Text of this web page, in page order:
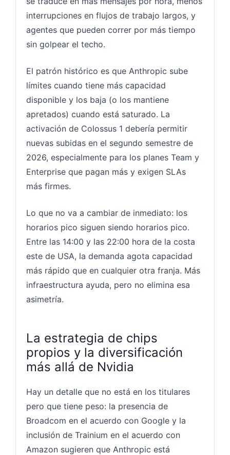
interrupciones en flujos de trabajo largos, y
agentes que pueden correr por más tiempo
sin golpear el techo.
El patrón histórico es que Anthropic sube
límites cuando tiene más capacidad
disponible y los baja (o los mantiene
apretados) cuando está saturado. La
activación de Colossus 1 debería permitir
nuevas subidas en el segundo semestre de
2026, especialmente para los planes Team y
Enterprise que pagan más y exigen SLAs
más firmes.
Lo que no va a cambiar de inmediato: los
horarios pico siguen siendo horarios pico.
Entre las 14:00 y las 22:00 hora de la costa
este de USA, la demanda agota capacidad
más rápido que en cualquier otra franja. Más
infraestructura ayuda, pero no elimina esa
asimetría.
La estrategia de chips
propios y la diversificación
más allá de Nvidia
Hay un detalle que no está en los titulares
pero que tiene peso: la presencia de
Broadcom en el acuerdo con Google y la
inclusión de Trainium en el acuerdo con
Amazon sugieren que Anthropic está